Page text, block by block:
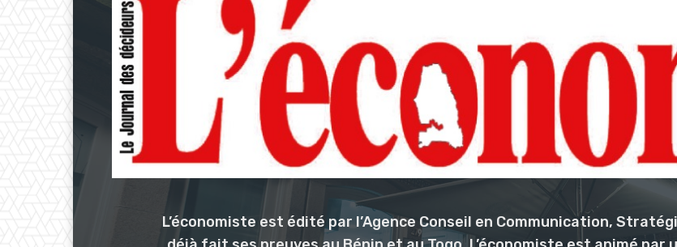
L’économiste est édité par l’Agence Conseil en Communication,